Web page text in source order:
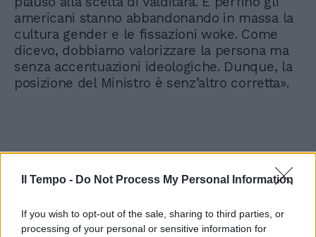
Il Tempo - Do Not Process My Personal Information
If you wish to opt-out of the sale, sharing to third parties, or
processing of your personal or sensitive information for
americani stanno abbandonando in massa la
cultura gender e le fissazioni woke. Come
dicevo, dobbiamo valorizzare la persona ma
senza accentuazioni ideologiche. Dunque, la
posizione del Ministro è senz’altro corretta».